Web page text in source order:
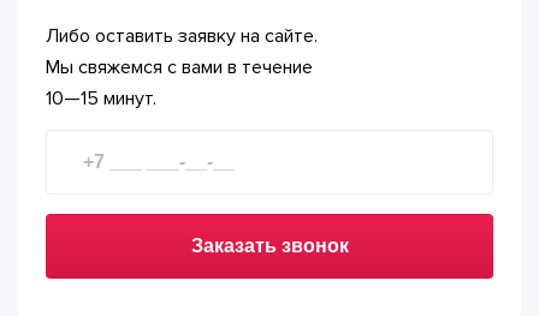
Либо оставить заявку на сайте.
Мы свяжемся с вами в течение
10—15 минут.
Заказать звонок